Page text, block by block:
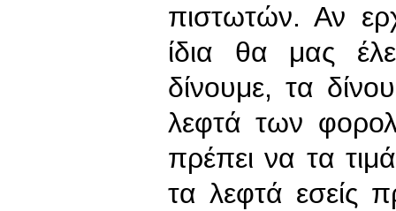
πιστωτών. Αν
ίδια θα μας
δίνουμε, τα
λεφτά των
πρέπει να τα
τα λεφτά εσείς